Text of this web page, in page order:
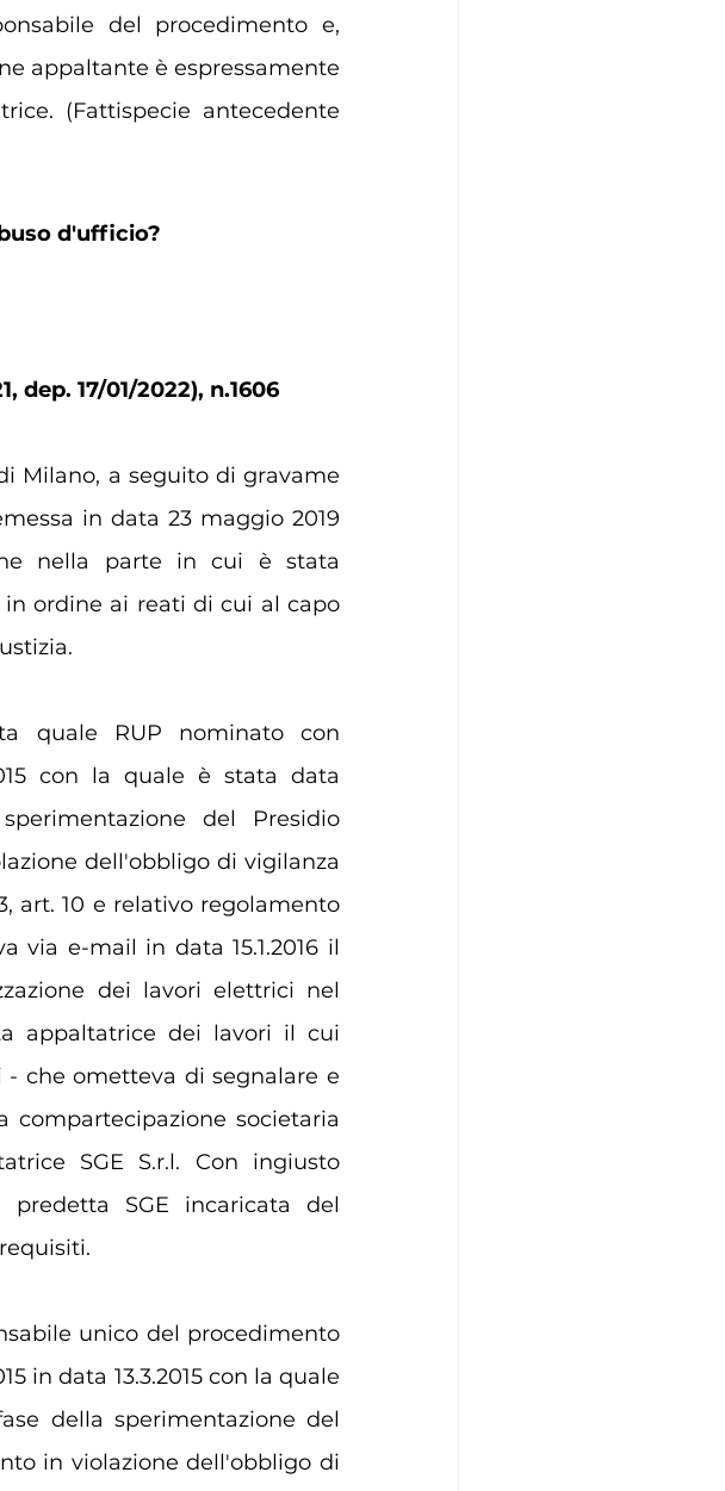
del procedimento e,
appaltante è espressamente
(Fattispecie antecedente
d'ufficio?
dep. 17/01/2022), n.1606
Milano, a seguito di gravame
in data 23 maggio 2019
nella parte in cui è stata
ordine ai reati di cui al capo
quale RUP nominato con
con la quale è stata data
del Presidio
dell'obbligo di vigilanza
art. 10 e relativo regolamento
via e-mail in data 15.1.2016 il
dei lavori elettrici nel
appaltatrice dei lavori il cui
che ometteva di segnalare e
societaria
SGE S.r.l. Con ingiusto
predetta SGE incaricata del
unico del procedimento
in data 13.3.2015 con la quale
della sperimentazione del
in violazione dell'obbligo di